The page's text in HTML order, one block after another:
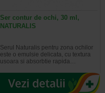
Ser contur de ochi, 30 ml,
NATURALIS
Serul Naturalis pentru zona ochilor
este o emulsie delicata, cu textura
usoara si absorbtie rapida…